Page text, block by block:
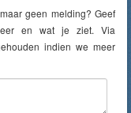
geen melding? Geef
en wat je ziet. Via
indien we meer